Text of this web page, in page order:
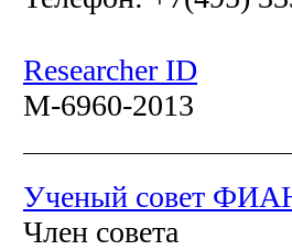
Researcher ID
M-6960-2013
Ученый совет
Член совета